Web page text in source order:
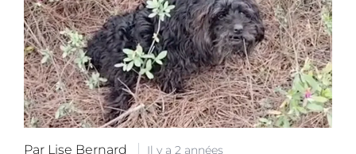
Par Lise Bernard Il y a 2 années